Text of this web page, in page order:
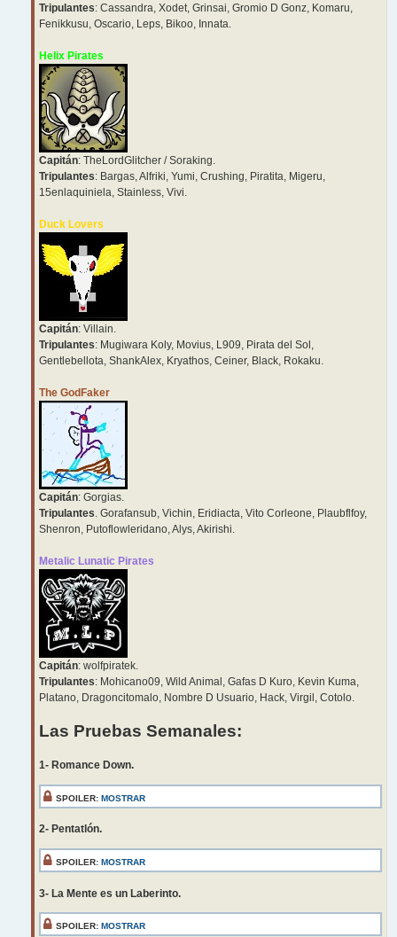
Tripulantes: Cassandra, Xodet, Grinsai, Gromio D Gonz, Komaru,
Fenikkusu, Oscario, Leps, Bikoo, Innata.
Helix Pirates
Capitán: TheLordGlitcher / Soraking.
Tripulantes: Bargas, Alfriki, Yumi, Crushing, Piratita, Migeru,
15enlaquiniela, Stainless, Vivi.
Duck Lovers
Capitán: Villain.
Tripulantes: Mugiwara Koly, Movius, L909, Pirata del Sol,
Gentlebellota, ShankAlex, Kryathos, Ceiner, Black, Rokaku.
The GodFaker
Capitán: Gorgias.
Tripulantes. Gorafansub, Vichin, Eridiacta, Vito Corleone, Plaubflfoy,
Shenron, Putoflowleridano, Alys, Akirishi.
Metalic Lunatic Pirates
Capitán: wolfpiratek.
Tripulantes: Mohicano09, Wild Animal, Gafas D Kuro, Kevin Kuma,
Platano, Dragoncitomalo, Nombre D Usuario, Hack, Virgil, Cotolo.
Las Pruebas Semanales:
1- Romance Down.
SPOILER: MOSTRAR
2- Pentatlón.
SPOILER: MOSTRAR
3- La Mente es un Laberinto.
SPOILER: MOSTRAR